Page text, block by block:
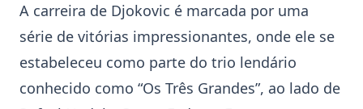
A carreira de Djokovic é marcada por uma
série de vitórias impressionantes, onde ele se
estabeleceu como parte do trio lendário
conhecido como “Os Três Grandes”, ao lado de